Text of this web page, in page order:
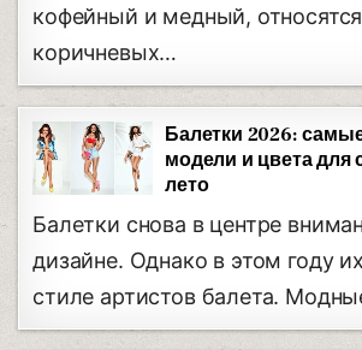
кофейный и медный,
коричневых…
Балетки 2026:
модели и цвета для
лето
Балетки снова в центре
дизайне. Однако в этом году
стиле артистов балета.